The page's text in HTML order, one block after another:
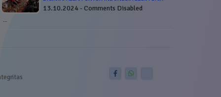
13.10.2024 - Comments Disabled
…